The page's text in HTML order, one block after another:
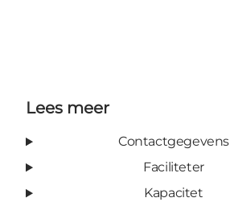
Lees meer
Contactgegevens
Faciliteter
Kapacitet